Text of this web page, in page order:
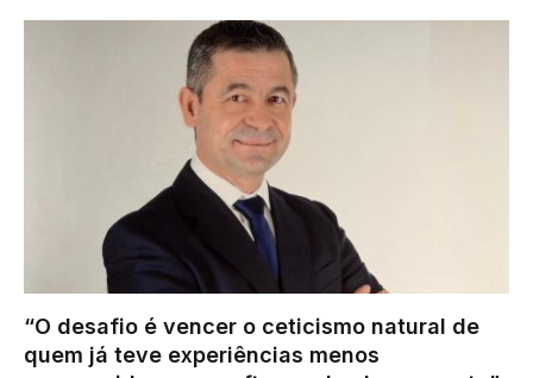
“O desafio é vencer o ceticismo natural de
quem já teve experiências menos